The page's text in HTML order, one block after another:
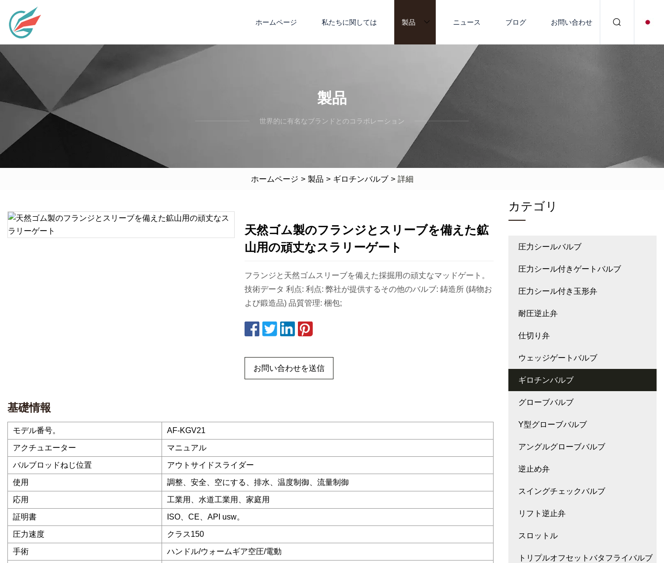
ホームページ 私たちに関しては 製品 ニュース ブログ お問い合わせ
製品
世界的に有名なブランドとのコラボレーション
ホームページ > 製品 > ギロチンバルブ > 詳細
天然ゴム製のフランジとスリーブを備えた鉱
山用の頑丈なスラリーゲート
フランジと天然ゴムスリーブを備えた採掘用の頑丈なマッドゲート。
技術データ 利点: 利点: 弊社が提供するその他のバルブ: 鋳造所 (鋳物お
よび鍛造品) 品質管理: 梱包;
お問い合わせを送信
基礎情報
モデル番号。 AF-KGV21
アクチュエーター マニュアル
バルブロッドねじ位置 アウトサイドスライダー
使用 調整、安全、空にする、排水、温度制御、流量制御
応用 工業用、水道工業用、家庭用
証明書 ISO、CE、API usw。
圧力速度 クラス150
手術 ハンドル/ウォームギア空圧/電動
カテゴリ
圧力シールバルブ
圧力シール付きゲートバルブ
圧力シール付き玉形弁
耐圧逆止弁
仕切り弁
ウェッジゲートバルブ
ギロチンバルブ
グローブバルブ
Y型グローブバルブ
アングルグローブバルブ
逆止め弁
スイングチェックバルブ
リフト逆止弁
スロットル
トリプルオフセットバタフライバルブ